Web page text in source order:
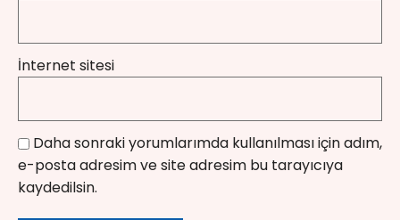
İnternet sitesi
Daha sonraki yorumlarımda kullanılması için adım,
e-posta adresim ve site adresim bu tarayıcıya
kaydedilsin.